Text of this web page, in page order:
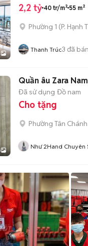
2,2 tỷ 40 tr/m² 55 m²
Phường 1 (P. Hạnh
Thanh Trúc3 đã bán
Quần âu Zara
Đã sử dụng Đồ nam
Cho tặng
Phường Tân
Như 2Hand Chuyên